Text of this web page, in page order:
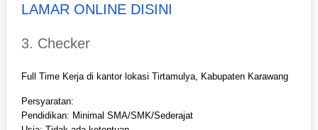
LAMAR ONLINE DISINI
3. Checker
Full Time Kerja di kantor lokasi Tirtamulya, Kabupaten Karawang
Persyaratan:
Pendidikan: Minimal SMA/SMK/Sederajat